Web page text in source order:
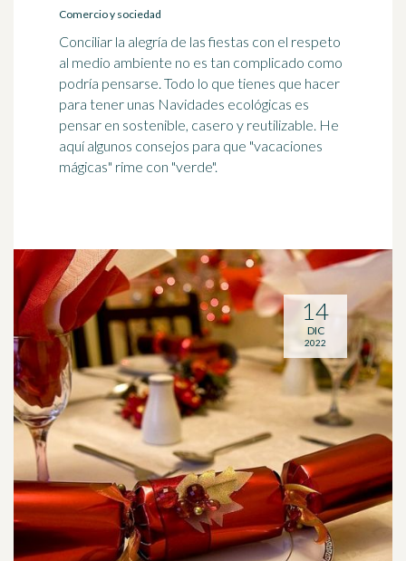
Comercio y sociedad
Conciliar la alegría de las fiestas con el respeto
al medio ambiente no es tan complicado como
podría pensarse. Todo lo que tienes que hacer
para tener unas Navidades ecológicas es
pensar en sostenible, casero y reutilizable. He
aquí algunos consejos para que "vacaciones
mágicas" rime con "verde".
14
DIC
2022